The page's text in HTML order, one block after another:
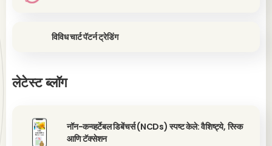
विविध चार्ट पॅटर्न ट्रेडिंग
लेटेस्ट ब्लॉग
नॉन-कन्व्हर्टेबल डिबेंचर्स (NCDs) स्पष्ट केले: वैशिष्ट्ये, रिस्क
आणि टॅक्सेशन